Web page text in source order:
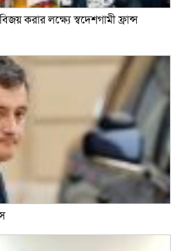
করার লক্ষ্যে স্বদেশগামী ফ্রান্স